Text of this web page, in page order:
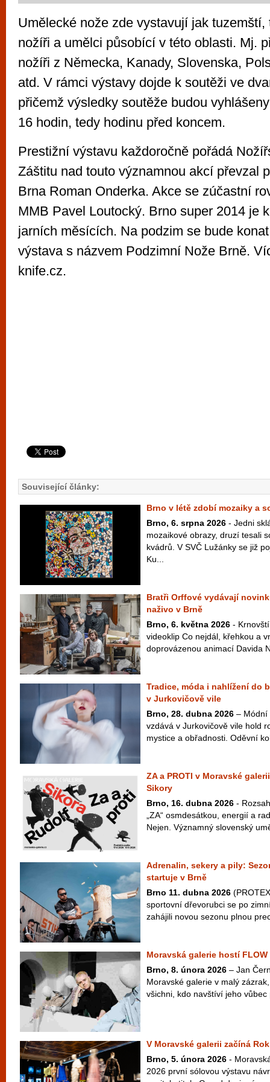
Umělecké nože zde vystavují jak tuzemští,
nožíři a umělci působící v této oblasti. Mj.
nožíři z Německa, Kanady, Slovenska,
atd. V rámci výstavy dojde k soutěži ve
přičemž výsledky soutěže budou
16 hodin, tedy hodinu před koncem.
Prestižní výstavu každoročně pořádá
Záštitu nad touto významnou akcí převzal
Brna Roman Onderka. Akce se zúčastní
MMB Pavel Loutocký. Brno super 2014 je
jarních měsících. Na podzim se bude
výstava s názvem Podzimní Nože Brně.
knife.cz.
Související články:
Brno v létě zdobí mozaiky a
Brno, 6. srpna 2026 - Jedni
mozaikové obrazy, druzí tesali
kvádrů. V SVČ Lužánky se již
Ku...
Bratři Orffové vydávají
naživo v Brně
Brno, 6. května 2026 -
videoklip Co nejdál, křehkou a
doprovázenou animací Davida
Tradice, móda i nahlížení do
v Jurkovičově vile
Brno, 28. dubna 2026 – Módní
vzdává v Jurkovičově vile hold
mystice a obřadnosti. Oděvní
ZA a PROTI v Moravské
Sikory
Brno, 16. dubna 2026 -
„ZA“ osmdesátkou, energií a
Nejen. Významný slovenský
Adrenalin, sekery a pily:
startuje v Brně
Brno 11. dubna 2026
sportovní dřevorubci se po
zahájili novou sezonu plnou
Moravská galerie hostí FLOW
Brno, 8. února 2026 – Jan
Moravské galerie v malý
všichni, kdo navštíví jeho vůbec
V Moravské galerii začíná
Brno, 5. února 2026 -
2026 první sólovou výstavu